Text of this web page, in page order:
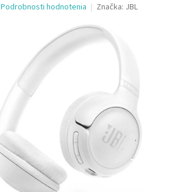
Podrobnosti hodnotenia Značka: JBL